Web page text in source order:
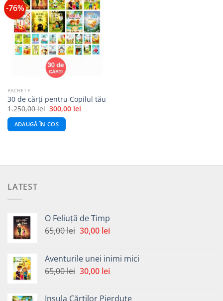
-76%
Add to
wishlist
PACHETE
30 de cărți pentru Copilul tău
1.250,00lei Prețul
inițial
a
fost:
1.250,00 lei.
300,00 leiPrețul
curent
ADAUGĂ ÎN COȘ
LATEST
O Feliuță de Timp
65,00lei Prețul
fost:
65,00 lei.
30,00 leiPrețul
30,00 lei.
Aventurile unei inimi mici
65,00lei Prețul
30,00 leiPrețul
Insula Cărților Pierdute